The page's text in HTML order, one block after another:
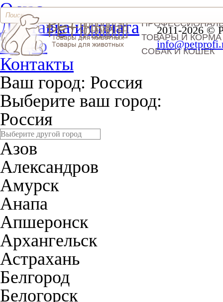
О нас
Доставка и оплата
Видео
Контакты
Ваш город: Россия
Выберите ваш город:
Россия
Азов
Александров
Амурск
Анапа
Апшеронск
Архангельск
Астрахань
Белгород
Белогорск
ТОВАРЫ И
СОБАК И КОШЕК
2011-2026 ©